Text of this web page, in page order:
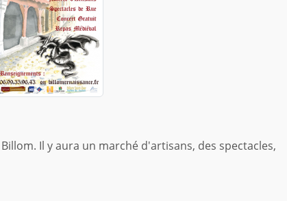
Il y aura un marché d'artisans, des spectacles,